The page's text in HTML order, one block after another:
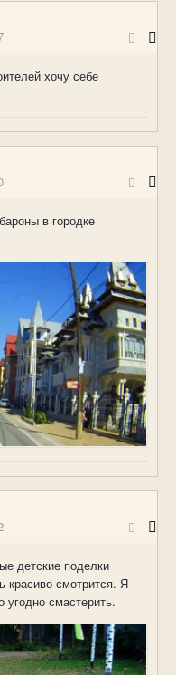
хочу себе
в городке
детские поделки
красиво смотрится. Я
смастерить.